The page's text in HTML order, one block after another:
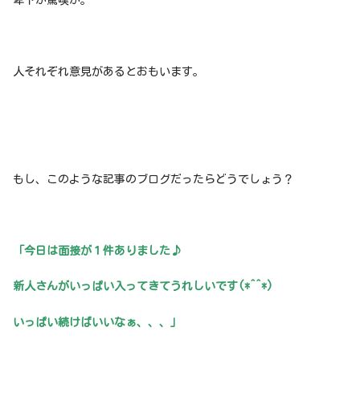
人それぞれ意見があるとおもいます。
もし、このような記事のブログだったらどうでしょう？
「今日は面接が１件ありました♪
新人さんがいっぱい入ってきてうれしいです(*^^*)
いっぱい続けばいいなぁ、、、」